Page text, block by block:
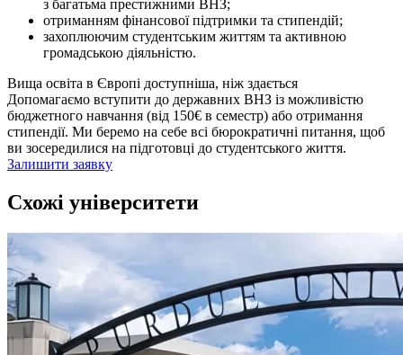
з багатьма престижними ВНЗ;
отриманням фінансової підтримки та стипендій;
захоплюючим студентським життям та активною
громадською діяльністю.
Вища освіта в Європі доступніша, ніж здається
Допомагаємо вступити до державних ВНЗ із можливістю
бюджетного навчання (від 150€ в семестр) або отримання
стипендії. Ми беремо на себе всі бюрократичні питання, щоб
ви зосередилися на підготовці до студентського життя.
Залишити заявку
Схожі університети